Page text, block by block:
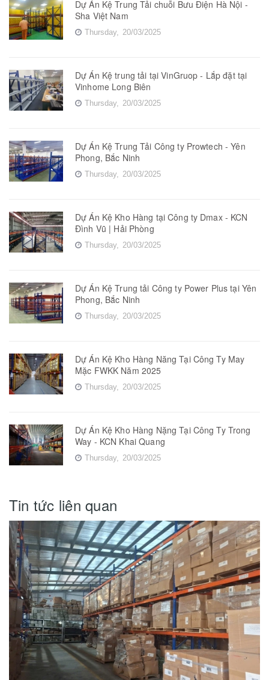
Dự Án Kệ Trung Tải chuỗi Bưu Điện Hà Nội -
Sha Việt Nam
Thursday, 20/03/2025
Dự Án Kệ trung tải tại VinGruop - Lắp đặt tại
Vinhome Long Biên
Thursday, 20/03/2025
Dự Án Kệ Trung Tải Công ty Prowtech - Yên
Phong, Bắc Ninh
Thursday, 20/03/2025
Dự Án Kệ Kho Hàng tại Công ty Dmax - KCN
Đình Vũ | Hải Phòng
Thursday, 20/03/2025
Dự Án Kệ Trung tải Công ty Power Plus tại Yên
Phong, Bắc Ninh
Thursday, 20/03/2025
Dự Án Kệ Kho Hàng Năng Tại Công Ty May
Mặc FWKK Năm 2025
Thursday, 20/03/2025
Dự Án Kệ Kho Hàng Nặng Tại Công Ty Trong
Way - KCN Khai Quang
Thursday, 20/03/2025
Tin tức liên quan